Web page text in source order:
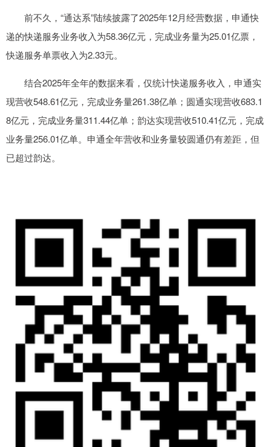
前不久，“通达系”陆续披露了2025年12月经营数据，申通快
递的快递服务业务收入为58.36亿元，完成业务量为25.01亿票，
快递服务单票收入为2.33元。
结合2025年全年的数据来看，仅统计快递服务收入，申通实
现营收548.61亿元，完成业务量261.38亿单；圆通实现营收683.1
8亿元，完成业务量311.44亿单；韵达实现营收510.41亿元，完成
业务量256.01亿单。申通全年营收和业务量较圆通仍有差距，但
已超过韵达。